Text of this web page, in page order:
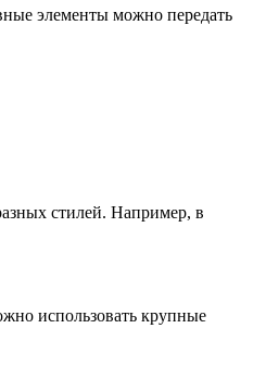
элементы можно передать
стилей. Например, в
использовать крупные